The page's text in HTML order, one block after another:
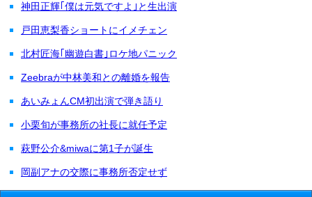
神田正輝｢僕は元気ですよ｣と生出演
戸田恵梨香ショートにイメチェン
北村匠海｢幽遊白書｣ロケ地パニック
Zeebraが中林美和との離婚を報告
あいみょんCM初出演で弾き語り
小栗旬が事務所の社長に就任予定
萩野公介&miwaに第1子が誕生
岡副アナの交際に事務所否定せず